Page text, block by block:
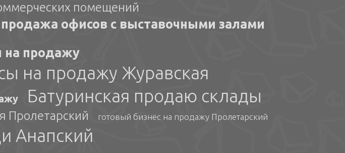
помещений
офисов с выставочными залами
на продажу
на продажу Журавская
Батуринская продаю склады
Пролетарский готовый бизнес на продажу Пролетарский
Анапский